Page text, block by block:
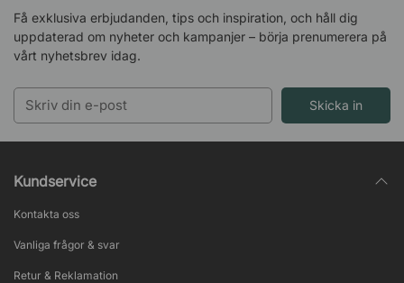
Få exklusiva erbjudanden, tips och inspiration, och håll dig
uppdaterad om nyheter och kampanjer – börja prenumerera på
vårt nyhetsbrev idag.
Skicka in
Kundservice
Kontakta oss
Vanliga frågor & svar
Retur & Reklamation